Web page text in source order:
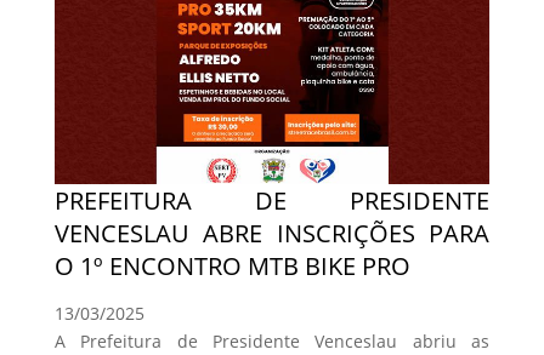
PREFEITURA DE PRESIDENTE
VENCESLAU ABRE INSCRIÇÕES PARA
O 1º ENCONTRO MTB BIKE PRO
13/03/2025
A Prefeitura de Presidente Venceslau abriu as